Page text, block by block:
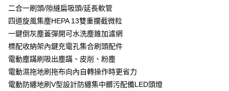
二合一刷頭/隙縫扁吸頭/延長軟管
四道旋風集塵HEPA 13雙重攔截微粒
一鍵倒灰塵蓋彈開可水洗塵錐加濾網
標配收納架內鍵充電孔集合刷頭配件
電動塵蹣刷吸出塵蹣、皮削、粉塵
電動濕拖地刷拖布向內自轉操作時更省力
電動防纏地刷V型設計防纏集中髒污配備LED頭燈